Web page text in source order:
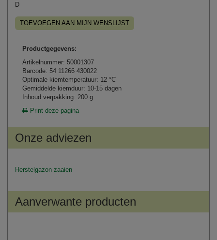
D
TOEVOEGEN AAN MIJN WENSLIJST
Productgegevens:
Artikelnummer: 50001307
Barcode: 54 11266 430022
Optimale kiemtemperatuur: 12 °C
Gemiddelde kiemduur: 10-15 dagen
Inhoud verpakking: 200 g
Print deze pagina
Onze adviezen
Herstelgazon zaaien
Aanverwante producten